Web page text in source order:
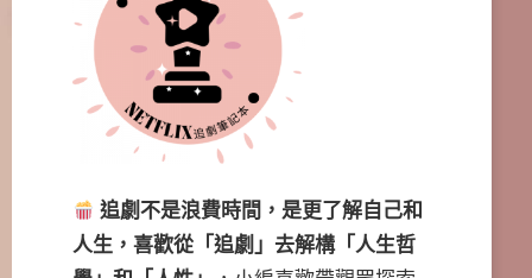
追劇不是浪費時間，是更了解自己和
人生，喜歡從「追劇」去解構「人生哲